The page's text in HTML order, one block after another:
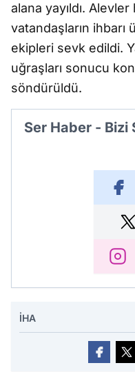
alana yayıldı.
vatandaşların
ekipleri sevk edildi.
uğraşları sonucu
söndürüldü.
Ser Haber - Bizi
İHA